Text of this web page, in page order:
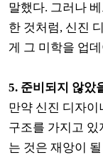
말했다. 그러나
한 것처럼, 신진
게 그 미학을 업
5. 준비되지 않았
만약 신진 디자
구조를 가지고
는 것은 재앙이